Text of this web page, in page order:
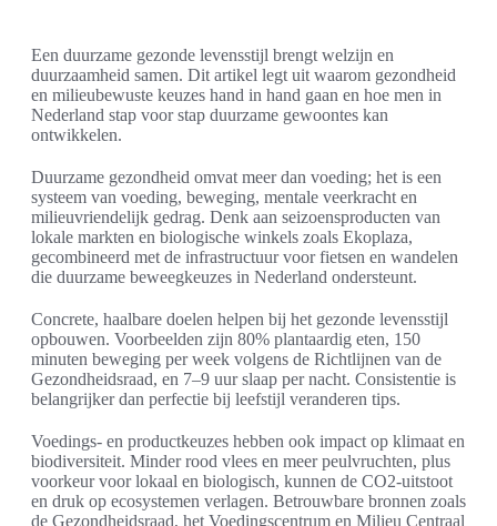
Een duurzame gezonde levensstijl brengt welzijn en
duurzaamheid samen. Dit artikel legt uit waarom gezondheid
en milieubewuste keuzes hand in hand gaan en hoe men in
Nederland stap voor stap duurzame gewoontes kan
ontwikkelen.
Duurzame gezondheid omvat meer dan voeding; het is een
systeem van voeding, beweging, mentale veerkracht en
milieuvriendelijk gedrag. Denk aan seizoensproducten van
lokale markten en biologische winkels zoals Ekoplaza,
gecombineerd met de infrastructuur voor fietsen en wandelen
die duurzame beweegkeuzes in Nederland ondersteunt.
Concrete, haalbare doelen helpen bij het gezonde levensstijl
opbouwen. Voorbeelden zijn 80% plantaardig eten, 150
minuten beweging per week volgens de Richtlijnen van de
Gezondheidsraad, en 7–9 uur slaap per nacht. Consistentie is
belangrijker dan perfectie bij leefstijl veranderen tips.
Voedings- en productkeuzes hebben ook impact op klimaat en
biodiversiteit. Minder rood vlees en meer peulvruchten, plus
voorkeur voor lokaal en biologisch, kunnen de CO2-uitstoot
en druk op ecosystemen verlagen. Betrouwbare bronnen zoals
de Gezondheidsraad, het Voedingscentrum en Milieu Centraal